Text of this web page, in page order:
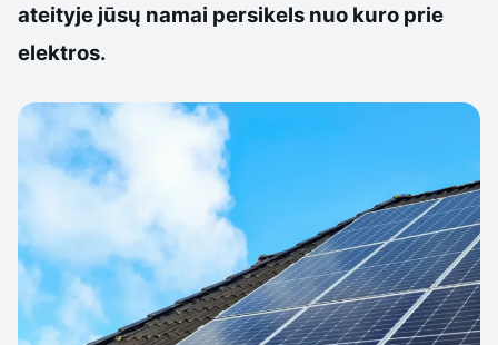
ateityje jūsų namai persikels nuo kuro prie
elektros.